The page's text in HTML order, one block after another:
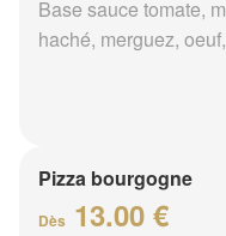
Base sauce tomate,
haché, merguez,
Pizza bourgogne
Dès 13.00 €